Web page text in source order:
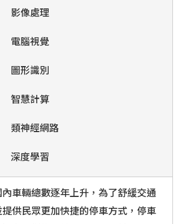
影像處理
電腦視覺
圖形識別
智慧計算
類神經網路
深度學習
內車輛總數逐年上升，為了舒緩交通
供民眾更加快捷的停車方式，停車